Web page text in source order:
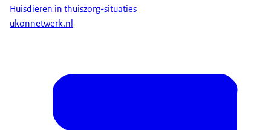
Huisdieren in thuiszorg-situaties
ukonnetwerk.nl